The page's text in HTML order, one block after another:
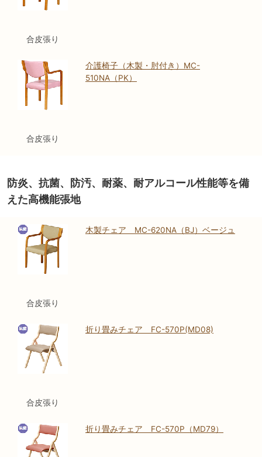
合皮張り
合皮張り
介護椅子（木製・肘付き）MC-
510NA（PK）
防炎、抗菌、防汚、耐薬、耐アルコール性能等を備
えた高機能張地
合皮張り
木製チェア MC-620NA（BJ）ベージュ
合皮張り
折り畳みチェア FC-570P(MD08)
折り畳みチェア FC-570P（MD79）